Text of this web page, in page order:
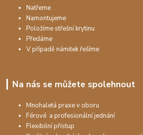
Natřeme
Namontujeme
Položíme střešní krytinu
Předáme
V případě námitek řešíme
Na nás se můžete spolehnout
Mnohaletá praxe v oboru
Férové a profesionální jednání
Flexibilní přístup